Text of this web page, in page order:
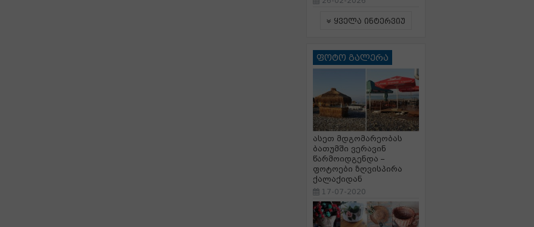
ყველა ინტერვიუ
ფოტო გალერა
ასეთ მდგომარეობას
ბათუმში ვერავინ
წარმოიდგენდა –
ფოტოები ზღვისპირა
ქალაქიდან
17-07-2020